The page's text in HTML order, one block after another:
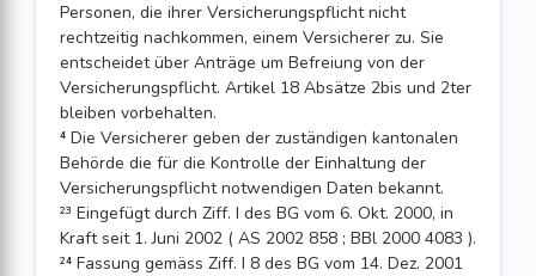
Personen, die ihrer Versicherungspflicht nicht
rechtzeitig nachkommen, einem Versicherer zu. Sie
entscheidet über Anträge um Befreiung von der
Versicherungspflicht. Artikel 18 Absätze 2bis und 2ter
bleiben vorbehalten.
⁴ Die Versicherer geben der zuständigen kantonalen
Behörde die für die Kontrolle der Einhaltung der
Versicherungspflicht notwendigen Daten bekannt.
²³ Eingefügt durch Ziff. I des BG vom 6. Okt. 2000, in
Kraft seit 1. Juni 2002 ( AS 2002 858 ; BBl 2000 4083 ).
²⁴ Fassung gemäss Ziff. I 8 des BG vom 14. Dez. 2001